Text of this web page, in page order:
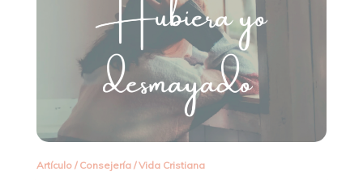
Artículo/ Consejería/Vida Cristiana